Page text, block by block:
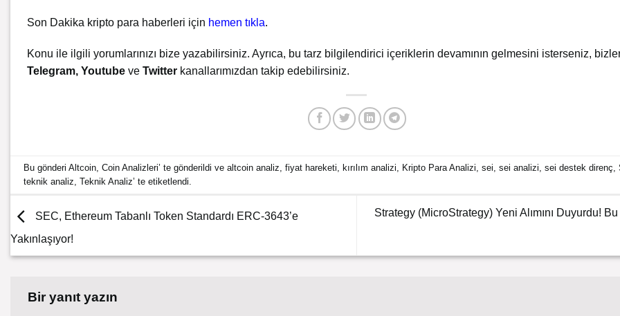
Son Dakika kripto para haberleri için hemen tıkla.
Konu ile ilgili yorumlarınızı bize yazabilirsiniz. Ayrıca, bu tarz bilgilendirici içeriklerin devamının gelmesini isterseniz,
Telegram, Youtube ve Twitter kanallarımızdan takip edebilirsiniz.
Bu gönderiAltcoin ,Coin Analizleri’ te gönderildi vealtcoin analiz ,fiyat hareketi ,kırılım analizi Kripto Para Analizi ,sei ,sei analizi ,sei destek direnç ,
teknik analiz ,Teknik Analiz’ te etiketlendi.
SEC, Ethereum Tabanlı Token Standardı ERC-3643’e
Yakınlaşıyor!
Strategy (MicroStrategy) Yeni Alımını Duyurdu!
Bir yanıt yazın